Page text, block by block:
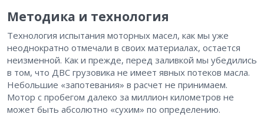
Методика и технология
Технология испытания моторных масел, как мы уже
неоднократно отмечали в своих материалах, остается
неизменной. Как и прежде, перед заливкой мы убедились
в том, что ДВС грузовика не имеет явных потеков масла.
Небольшие «запотевания» в расчет не принимаем.
Мотор с пробегом далеко за миллион километров не
может быть абсолютно «сухим» по определению.